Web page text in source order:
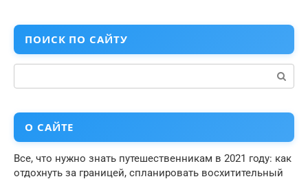
ПОИСК ПО САЙТУ
Поиск:
О САЙТЕ
Все, что нужно знать путешественникам в 2021 году: как
отдохнуть за границей, спланировать восхитительный